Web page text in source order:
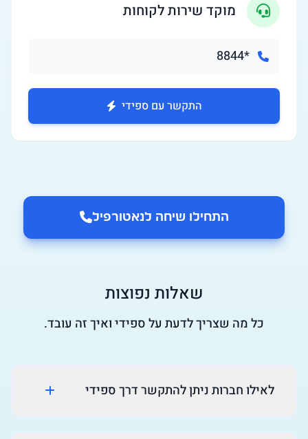
מוקד שירות לקוחות
*8844
התקשר עם ספידי
התחילו שיחה לנאטורפיל
שאלות נפוצות
כל מה שצריך לדעת על ספידי ואיך זה עובד.
לאילו חברות ניתן להתקשר דרך ספידי